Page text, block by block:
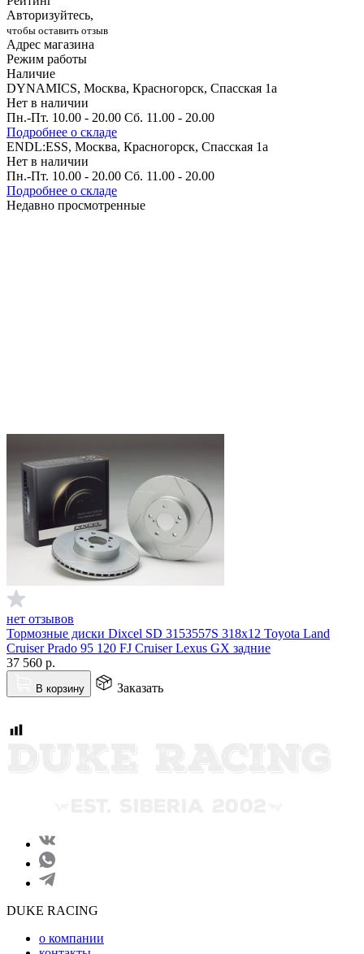
Авторизуйтесь,
чтобы оставить отзыв
Адрес магазина
Режим работы
Наличие
DYNAMICS, Москва, Красногорск, Спасская 1а
Нет в наличии
Пн.-Пт. 10.00 - 20.00 Сб. 11.00 - 20.00
Подробнее о складе
ENDL:ESS, Москва, Красногорск, Спасская 1а
Нет в наличии
Пн.-Пт. 10.00 - 20.00 Сб. 11.00 - 20.00
Подробнее о складе
Недавно просмотренные
нет отзывов
Тормозные диски Dixcel SD 3153557S 318x12 Toyota Land
Cruiser Prado 95 120 FJ Cruiser Lexus GX задние
37 560 р.
В корзину Заказать
DUKE RACING
о компании